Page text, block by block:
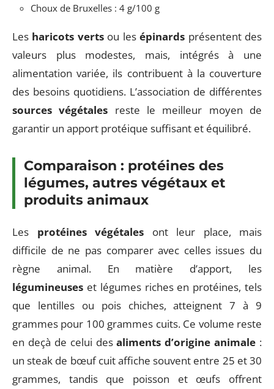
Choux de Bruxelles : 4 g/100 g
Les haricots vertsou lesépinards présentent des
valeurs plus modestes, mais, intégrés à une
alimentation variée, ils contribuent à la couverture
des besoins quotidiens. L’association de différentes
sources végétales reste le meilleur moyen de
garantir un apport protéique suffisant et équilibré.
Comparaison : protéines des
légumes, autres végétaux et
produits animaux
Les protéines végétales ont leur place, mais
difficile de ne pas comparer avec celles issues du
règne animal. En matière d’apport, les
légumineuses et légumes riches en protéines, tels
que lentilles ou pois chiches, atteignent 7 à 9
grammes pour 100 grammes cuits. Ce volume reste
en deçà de celui desaliments d’origine animale :
un steak de bœuf cuit affiche souvent entre 25 et 30
grammes, tandis que poisson et œufs offrent